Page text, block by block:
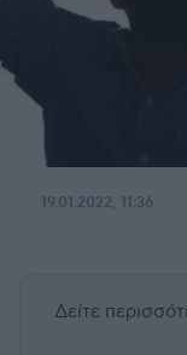
19.01.2022, 11:36
Δείτε